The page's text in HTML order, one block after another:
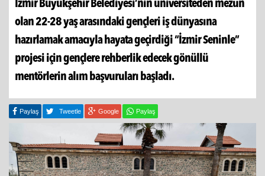
İzmir Büyükşehir Belediyesi’nin üniversiteden mezun
olan 22-28 yaş arasındaki gençleri iş dünyasına
hazırlamak amacıyla hayata geçirdiği “İzmir Seninle”
projesi için gençlere rehberlik edecek gönüllü
mentörlerin alım başvuruları başladı.
Paylaş Tweetle Google Paylaş